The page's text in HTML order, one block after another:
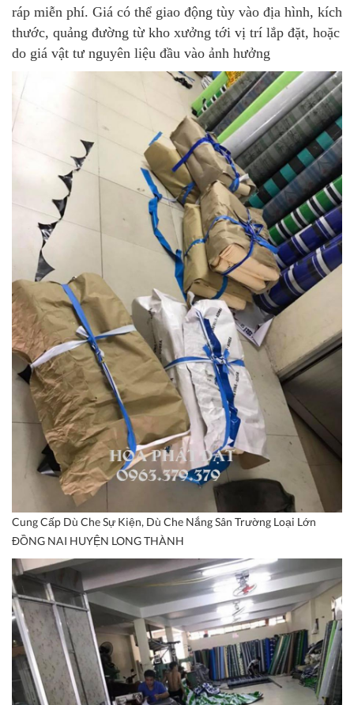
ráp miễn phí. Giá có thể giao động tùy vào địa hình, kích
thước, quảng đường từ kho xưởng tới vị trí lắp đặt, hoặc
do giá vật tư nguyên liệu đầu vào ảnh hưởng
Cung Cấp Dù Che Sự Kiện, Dù Che Nắng Sân Trường Loại Lớn
ĐỒNG NAI HUYỆN LONG THÀNH